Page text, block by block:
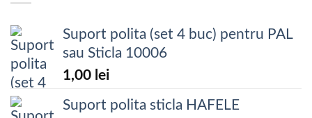
Suport polita (set 4 buc) pentru PAL
sau Sticla 10006
1,00 lei
Suport polita sticla HAFELE